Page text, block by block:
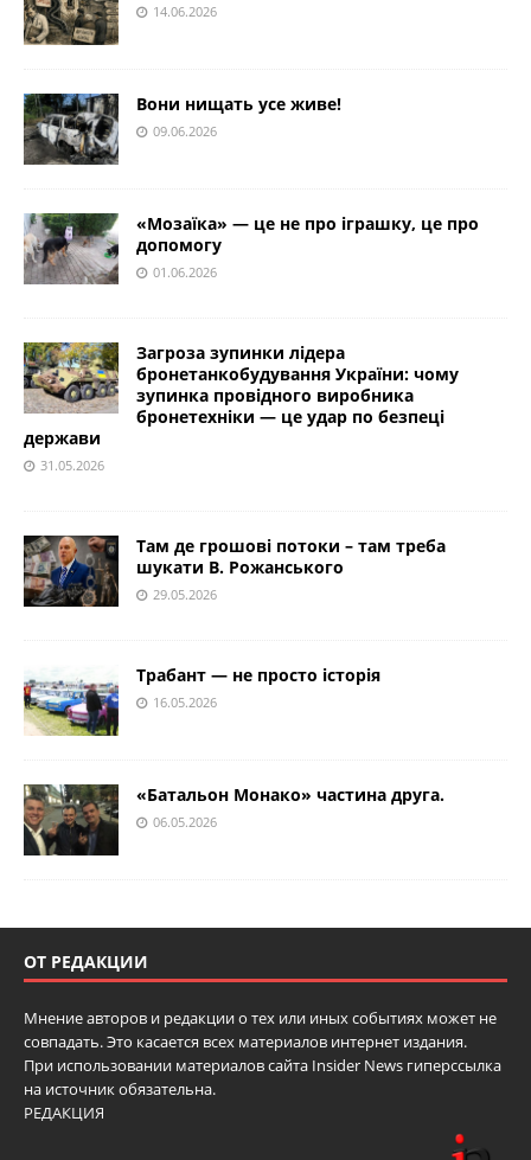
14.06.2026
Вони нищать усе живе!
09.06.2026
«Мозаїка» — це не про іграшку, це про
допомогу
01.06.2026
Загроза зупинки лідера
бронетанкобудування України: чому
зупинка провідного виробника
бронетехніки — це удар по безпеці
держави
31.05.2026
Там де грошові потоки – там треба
шукати В. Рожанського
29.05.2026
Трабант — не просто історія
16.05.2026
«Батальон Монако» частина друга.
06.05.2026
ОТ РЕДАКЦИИ
Мнение авторов и редакции о тех или иных событиях может не
совпадать. Это касается всех материалов интернет издания.
При использовании материалов сайта Insider News гиперссылка
на источник обязательна.
РЕДАКЦИЯ